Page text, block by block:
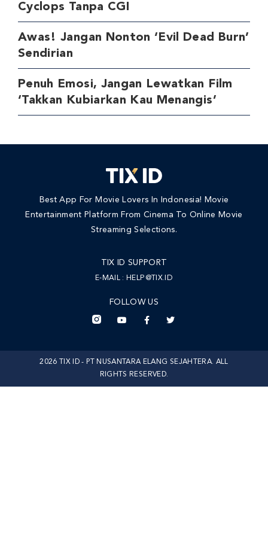
Cyclops Tanpa CGI
Awas! Jangan Nonton ‘Evil Dead Burn’
Sendirian
Penuh Emosi, Jangan Lewatkan Film
‘Takkan Kubiarkan Kau Menangis’
Best App For Movie Lovers In Indonesia! Movie
Entertainment Platform From Cinema To Online Movie
Streaming Selections.
TIX ID SUPPORT
E-MAIL : HELP@TIX.ID
FOLLOW US
2026 TIX ID - PT NUSANTARA ELANG SEJAHTERA. ALL
RIGHTS RESERVED.